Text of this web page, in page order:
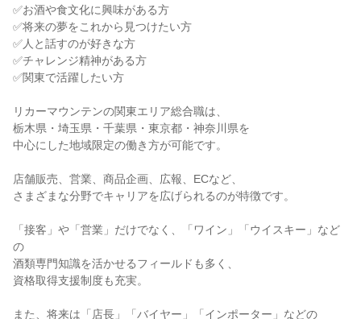
✅お酒や食文化に興味がある方
✅将来の夢をこれから見つけたい方
✅人と話すのが好きな方
✅チャレンジ精神がある方
✅関東で活躍したい方
リカーマウンテンの関東エリア総合職は、
栃木県・埼玉県・千葉県・東京都・神奈川県を
中心にした地域限定の働き方が可能です。
店舗販売、営業、商品企画、広報、ECなど、
さまざまな分野でキャリアを広げられるのが特徴です。
「接客」や「営業」だけでなく、「ワイン」「ウイスキー」など
の
酒類専門知識を活かせるフィールドも多く、
資格取得支援制度も充実。
また、将来は「店長」「バイヤー」「インポーター」などの